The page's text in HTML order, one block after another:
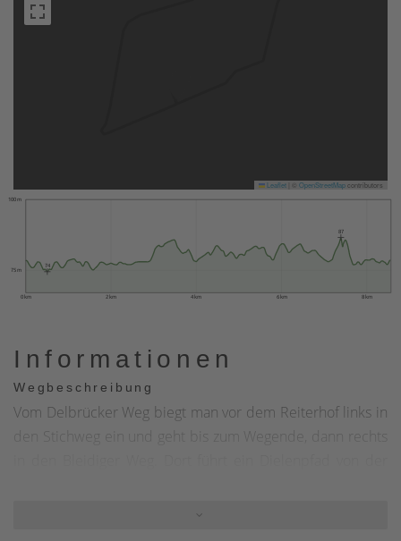
Leaflet OpenStreetMapcontributors
0 km 2 km 4 km 6 km 8 km
75 m
100 m
74
87
Informationen
Wegbeschreibung
Vom Delbrücker Weg biegt man vor dem Reiterhof links in
den Stichweg ein und geht bis zum Wegende, dann rechts